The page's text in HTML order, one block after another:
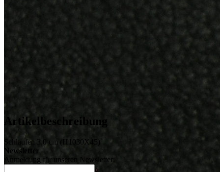
Artikelbeschreibung
Schlaufen 3,0 cm (H1030X45)
Newsletter
Anmeldung für unseren Newsletter: